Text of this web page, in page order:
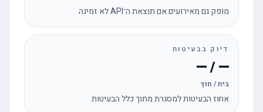
מופק גם מאירועים אם תוצאת ה־API לא זמינה
דיוק בבעיטות
— / —
בית / חוץ
אחוז הבעיטות למסגרת מתוך כלל הבעיטות